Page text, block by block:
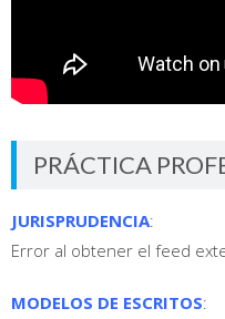
PRÁCTICA
JURISPRUDENCIA:
Error al obtener el feed
MODELOS DE ESCRITOS: